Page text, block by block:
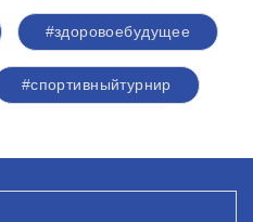
#здоровоебудущее
#спортивныйтурнир